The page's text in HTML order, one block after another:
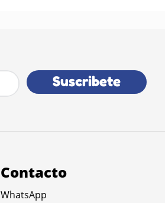
Suscribete
Contacto
WhatsApp